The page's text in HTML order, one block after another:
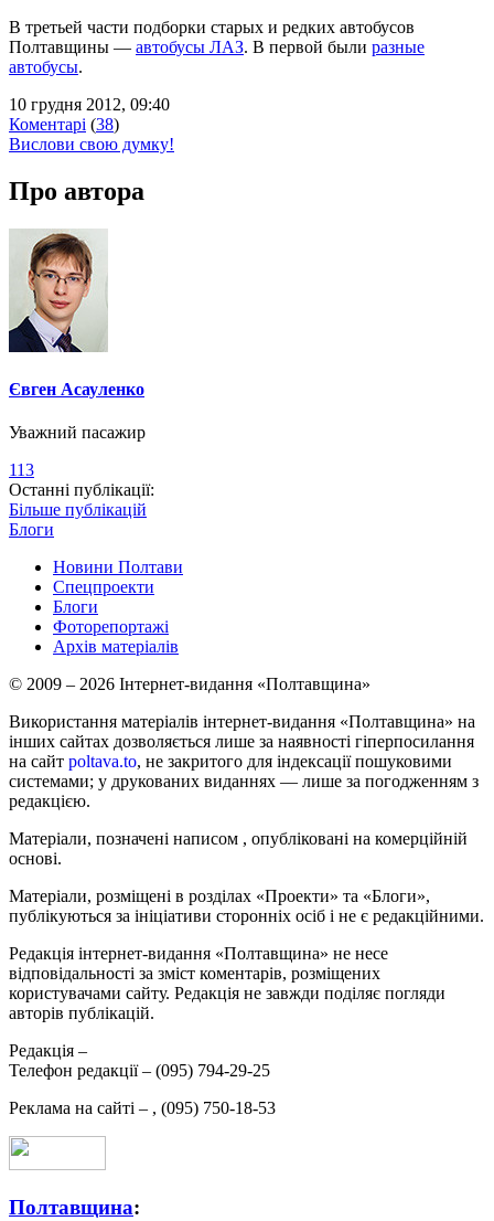
В третьей части подборки старых и редких автобусов
Полтавщины — автобусы ЛАЗ. В первой были разные
автобусы.
10 грудня 2012, 09:40
Коментарі (38)
Вислови свою думку!
Про автора
Євген Асауленко
Уважний пасажир
113
Останні публікації:
Більше публікацій
Блоги
Новини Полтави
Спецпроекти
Блоги
Фоторепортажі
Архів матеріалів
© 2009 – 2026 Інтернет-видання «Полтавщина»
Використання матеріалів інтернет-видання «Полтавщина» на
інших сайтах дозволяється лише за наявності гіперпосилання
на сайт poltava.to, не закритого для індексації пошуковими
системами; у друкованих виданнях — лише за погодженням з
редакцією.
Матеріали, позначені написом , опубліковані на комерційній
основі.
Матеріали, розміщені в розділах «Проекти» та «Блоги»,
публікуються за ініціативи сторонніх осіб і не є редакційними.
Редакція інтернет-видання «Полтавщина» не несе
відповідальності за зміст коментарів, розміщених
користувачами сайту. Редакція не завжди поділяє погляди
авторів публікацій.
Редакція –
Телефон редакції – (095) 794-29-25
Реклама на сайті – , (095) 750-18-53
Полтавщина: